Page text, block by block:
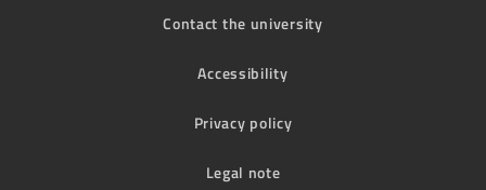
Contact the university
Accessibility
Privacy policy
Legal note